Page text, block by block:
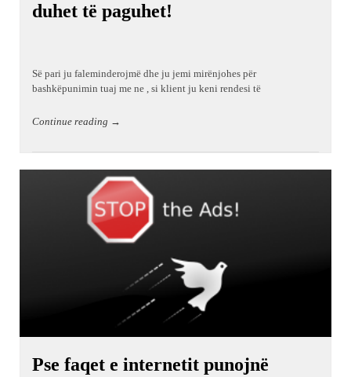
duhet të paguhet!
Së pari ju faleminderojmë dhe ju jemi mirënjohes për
bashkëpunimin tuaj me ne , si klient ju keni rendesi të
Continue reading →
Pse faqet e internetit punojnë